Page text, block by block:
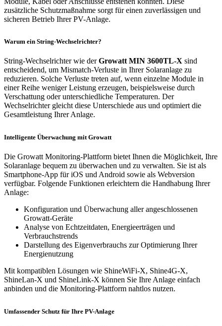
zusätzliche Schutzmaßnahme sorgt für einen zuverlässigen und
sicheren Betrieb Ihrer PV-Anlage.
Warum ein String-Wechselrichter?
String-Wechselrichter wie derGrowatt MIN 3600TL-X sind
entscheidend, um Mismatch-Verluste in Ihrer Solaranlage zu
reduzieren. Solche Verluste treten auf, wenn einzelne Module in
einer Reihe weniger Leistung erzeugen, beispielsweise durch
Verschattung oder unterschiedliche Temperaturen. Der
Wechselrichter gleicht diese Unterschiede aus und optimiert die
Gesamtleistung Ihrer Anlage.
Intelligente Überwachung mit Growatt
Die Growatt Monitoring-Plattform bietet Ihnen die Möglichkeit, Ihre
Solaranlage bequem zu überwachen und zu verwalten. Sie ist als
Smartphone-App für iOS und Android sowie als Webversion
verfügbar. Folgende Funktionen erleichtern die Handhabung Ihrer
Anlage:
Konfiguration und Überwachung aller angeschlossenen
Growatt-Geräte
Analyse von Echtzeitdaten, Energieerträgen und
Verbrauchstrends
Darstellung des Eigenverbrauchs zur Optimierung Ihrer
Energienutzung
Mit kompatiblen Lösungen wie ShineWiFi-X, Shine4G-X,
ShineLan-X und ShineLink-X können Sie Ihre Anlage einfach
anbinden und die Monitoring-Plattform nahtlos nutzen.
Umfassender Schutz für Ihre PV-Anlage